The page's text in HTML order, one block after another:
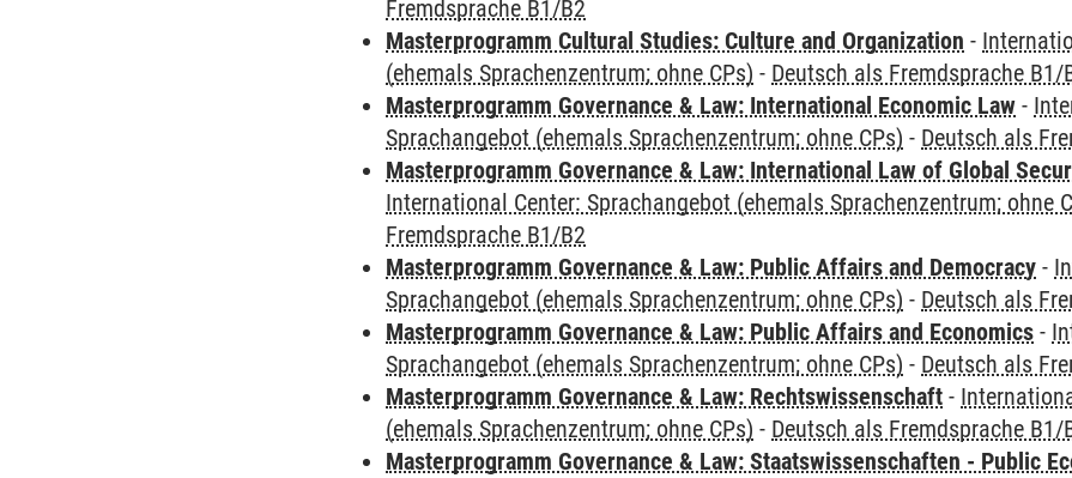
Fremdsprache B1/B2
Masterprogramm Cultural Studies: Culture and Organization -
(ehemals Sprachenzentrum; ohne CPs) - Deutsch als Fremdsprache B1/
Masterprogramm Governance & Law: International Economic Law -
Sprachangebot (ehemals Sprachenzentrum; ohne CPs) - Deutsch als
Masterprogramm Governance & Law: International Law of Global
International Center: Sprachangebot (ehemals Sprachenzentrum; ohne
Fremdsprache B1/B2
Masterprogramm Governance & Law: Public Affairs and Democracy -
Sprachangebot (ehemals Sprachenzentrum; ohne CPs) - Deutsch als
Masterprogramm Governance & Law: Public Affairs and Economics -
Sprachangebot (ehemals Sprachenzentrum; ohne CPs) - Deutsch als
Masterprogramm Governance & Law: Rechtswissenschaft -
(ehemals Sprachenzentrum; ohne CPs) - Deutsch als Fremdsprache B1/
Masterprogramm Governance & Law: Staatswissenschaften - Public